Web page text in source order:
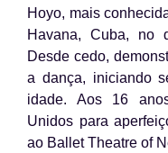
Hoyo, mais
Havana, Cuba, no
Desde cedo,
a dança, iniciando
idade. Aos 16
Unidos para
ao Ballet Theatre of